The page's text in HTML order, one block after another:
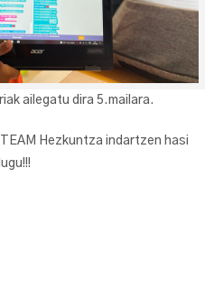
ailegatu dira 5.mailara.
Hezkuntza indartzen hasi